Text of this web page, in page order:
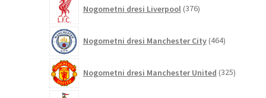
Nogometni dresi Liverpool 376izdelkov
Nogometni dresi Manchester City 464izdelkov
Nogometni dresi Manchester United 325izdelkov